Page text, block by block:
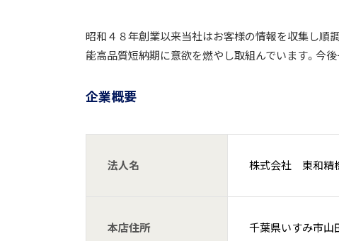
昭和４８年創業以来当社はお客様の情報を収集し順
能高品質短納期に意欲を燃やし取組んでいます。今
企業概要
法人名 株式会社 東和精
本店住所 千葉県いすみ市山